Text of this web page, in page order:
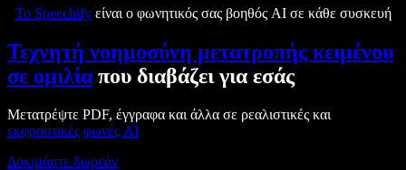
Το Speechifyείναι ο φωνητικός σας βοηθός AI σε κάθε συσκευή
Τεχνητή νοημοσύνη μετατροπής κειμένου
σε ομιλία που διαβάζει για εσάς
Μετατρέψτε PDF, έγγραφα και άλλα σε ρεαλιστικές και
εκφραστικές φωνές AI
Δοκιμάστε δωρεάν